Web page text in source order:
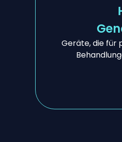
Geräte, die für